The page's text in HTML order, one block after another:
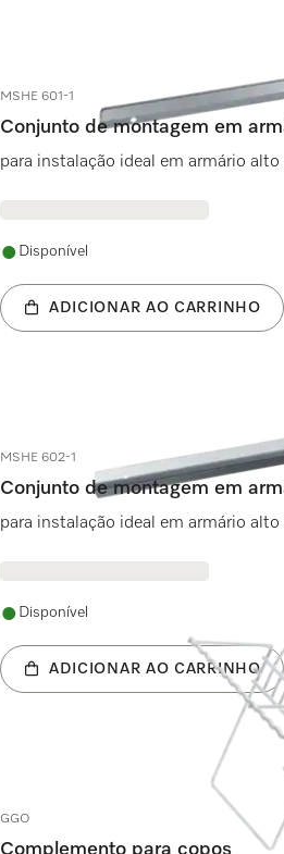
MSHE 601-1
Conjunto de montagem em
para instalação ideal em armário
Disponível
ADICIONAR AO CARRINHO
MSHE 602-1
Conjunto de montagem em
para instalação ideal em armário
Disponível
ADICIONAR AO CARRINHO
GGO
Complemento para copos